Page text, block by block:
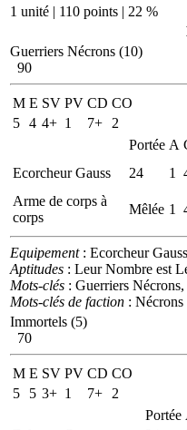
1 unité | 110 points | 22 %
Guerriers Nécrons (10)
90
M E SV PV CD CO
5 4 4+ 1 7+
2
Portée A
Ecorcheur Gauss
24 1
Arme de corps à
corps
Mêlée 1
Equipement: Ecorcheur
Aptitudes : Leur Nombre est
Mots-clés : Guerriers
Mots-clés de faction : Nécrons
Immortels (5)
70
M E SV PV CD CO
5
5 3+ 1 7+
2
Portée